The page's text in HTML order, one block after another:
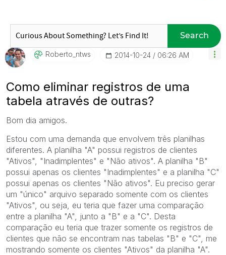
Search
Roberto_ntws ‎2014-10-24 06:26 AM
Como eliminar registros de uma
tabela através de outras?
Bom dia amigos.
Estou com uma demanda que envolvem três planilhas
diferentes. A planilha "A" possui registros de clientes
"Ativos", "Inadimplentes" e "Não ativos". A planilha "B"
possui apenas os clientes "Inadimplentes" e a planilha "C"
possui apenas os clientes "Não ativos". Eu preciso gerar
um "único" arquivo separado somente com os clientes
"Ativos", ou seja, eu teria que fazer uma comparação
entre a planilha "A", junto a "B" e a "C". Desta
comparação eu teria que trazer somente os registros de
clientes que não se encontram nas tabelas "B" e "C", me
mostrando somente os clientes "Ativos" da planilha "A".